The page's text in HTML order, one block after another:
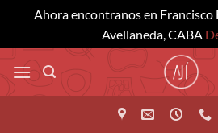
Ahora encontranos en Francisco
Avellaneda, CABA
Saltar
al
contenido